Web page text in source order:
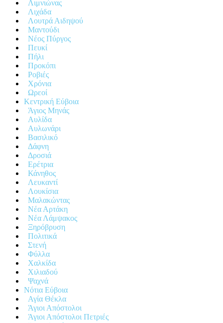
Λιμνιώνας
Λιχάδα
Λουτρά Αιδηψού
Μαντούδι
Νέος Πύργος
Πευκί
Πήλι
Προκόπι
Ροβιές
Χρόνια
Ωρεοί
Κεντρική Εύβοια
Άγιος Μηνάς
Αυλίδα
Αυλωνάρι
Βασιλικό
Δάφνη
Δροσιά
Ερέτρια
Κάνηθος
Λευκαντί
Λουκίσια
Μαλακώντας
Νέα Αρτάκη
Νέα Λάμψακος
Ξηρόβρυση
Πολιτικά
Στενή
Φύλλα
Χαλκίδα
Χιλιαδού
Ψαχνά
Νότια Εύβοια
Αγία Θέκλα
Άγιοι Απόστολοι
Άγιοι Απόστολοι Πετριές